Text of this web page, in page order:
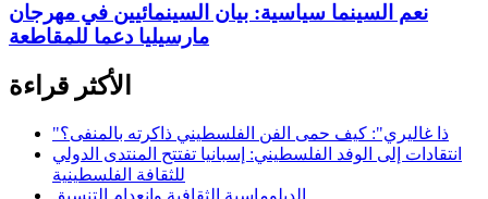
نعم السينما سياسية: بيان السينمائيين في مهرجان
مارسيليا دعما للمقاطعة
الأكثر قراءة
"ذا غاليري": كيف حمى الفن الفلسطيني ذاكرته بالمنفى؟
انتقادات إلى الوفد الفلسطيني: إسبانيا تفتتح المنتدى الدولي
للثقافة الفلسطينية
الدبلوماسية الثقافية وانعدام التنسيق